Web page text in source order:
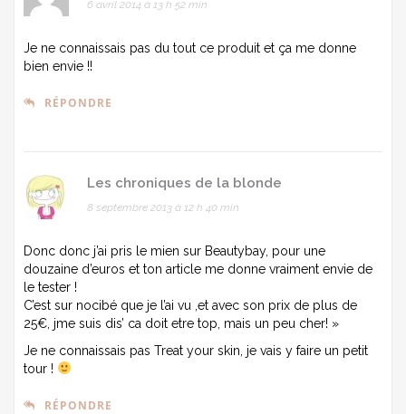
6 avril 2014 à 13 h 52 min
Je ne connaissais pas du tout ce produit et ça me donne
bien envie !!
RÉPONDRE
Les chroniques de la blonde
8 septembre 2013 à 12 h 40 min
Donc donc j’ai pris le mien sur Beautybay, pour une
douzaine d’euros et ton article me donne vraiment envie de
le tester !
C’est sur nocibé que je l’ai vu ,et avec son prix de plus de
25€, jme suis dis’ ca doit etre top, mais un peu cher! »
Je ne connaissais pas Treat your skin, je vais y faire un petit
tour !
RÉPONDRE